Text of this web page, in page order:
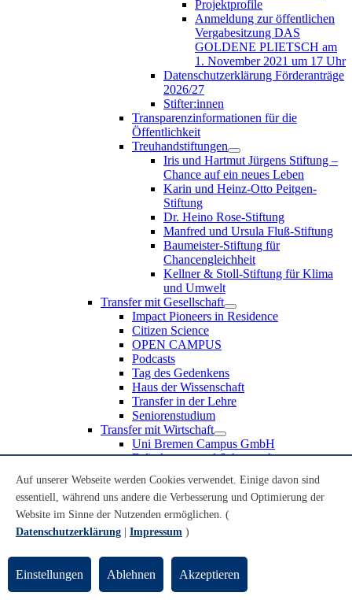
Projektprofile
Anmeldung zur öffentlichen
Vergabesitzung DAS
GOLDENE PLIETSCH am
1. November 2021 um 17 Uhr
Datenschutzerklärung Förderanträge
2026/27
Stifter:innen
Transparenzinformationen für die
Öffentlichkeit
Treuhandstiftungen
Iris und Hartmut Jürgens Stiftung –
Chance auf ein neues Leben
Karin und Heinz-Otto Peitgen-
Stiftung
Dr. Heino Rose-Stiftung
Manfred und Ursula Fluß-Stiftung
Baumeister-Stiftung für
Chancengleichheit
Kellner & Stoll-Stiftung für Klima
und Umwelt
Transfer mit Gesellschaft
Impact Pioneers in Residence
Citizen Science
OPEN CAMPUS
Podcasts
Tag des Gedenkens
Haus der Wissenschaft
Transfer in der Lehre
Seniorenstudium
Transfer mit Wirtschaft
Uni Bremen Campus GmbH
Erfindungen und Schutzrechte
Recruiting an der Universität Bremen
Weiterbildung an der Universität Bremen
Transfer mit Schule
Schülerinnen und Schüler
Schulklassen
Lehrkräfte
Gründungsunterstützung
Auf unserer Webseite werden Cookies verwendet. Einige davon sind
essentiell, während uns andere die Verbesserung und Optimierung der
Website im Sinne der Nutzenden ermöglichen. (
Datenschutzerklärung
Impressum )
Einstellungen Ablehnen Akzeptieren